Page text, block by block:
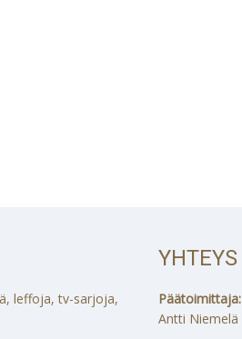
leffoja, tv-sarjoja,
YHTEYS
Päätoimittaja:
Antti Niemelä